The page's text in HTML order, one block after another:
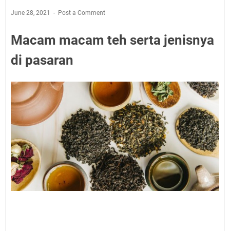
June 28, 2021 Post a Comment
Macam macam teh serta jenisnya
di pasaran